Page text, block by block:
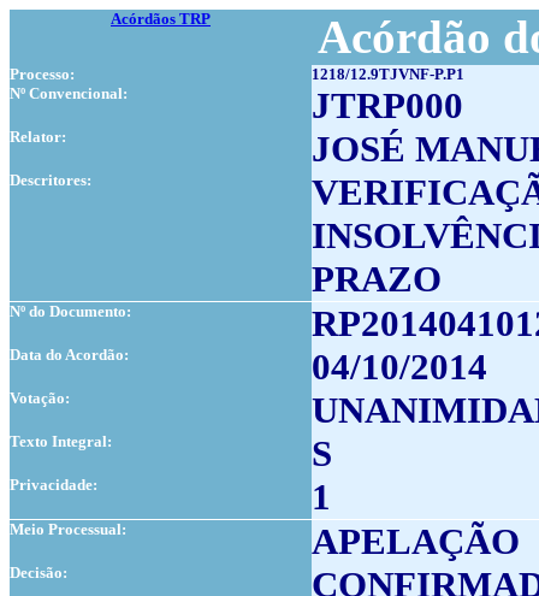
Acórdãos TRP Acórdão
Processo:
1218/12.9TJVNF-P.P1
Nº Convencional:
JTRP000
Relator: JOSÉ
Descritores:
PRAZO
Nº do Documento:
Data do Acordão: 04/10/2014
Votação:
Texto Integral: S
Privacidade: 1
Meio Processual: APELAÇÃO
Decisão: